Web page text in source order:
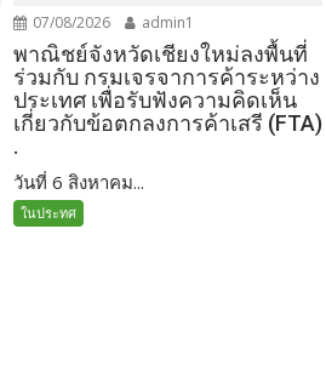
07/08/2026 admin1
พาณิชย์จังหวัดเชียงใหม่ลงพื้นที่
ร่วมกับ กรมเจรจาการค้าระหว่าง
ประเทศ เพื่อรับฟังความคิดเห็น
เกี่ยวกับข้อตกลงการค้าเสรี (FTA)
.
วันที่ 6 สิงหาคม...
ในประทศ